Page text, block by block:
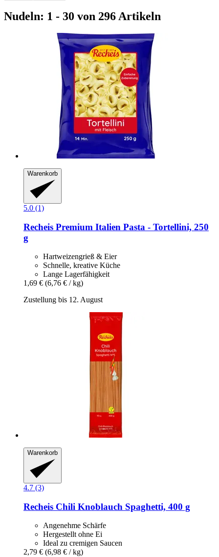
Nudeln: 1 - 30 von 296 Artikeln
Warenkorb
5.0 (1)
Recheis Premium Italien Pasta -​ Tortellini, 250
g
Hartweizengrieß & Eier
Schnelle, kreative Küche
Lange Lagerfähigkeit
1,69 € (6,76 € / kg)
Zustellung bis 12. August
Warenkorb
4.7 (3)
Recheis Chili Knoblauch Spaghetti, 400 g
Angenehme Schärfe
Hergestellt ohne Ei
Ideal zu cremigen Saucen
2,79 € (6,98 € / kg)